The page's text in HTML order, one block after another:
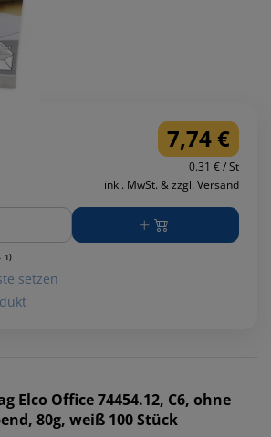
7,74 €
0.31 € / St
inkl. MwSt. & zzgl. Versand
setzen
Elco Office 74454.12, C6, ohne
80g, weiß 100 Stück